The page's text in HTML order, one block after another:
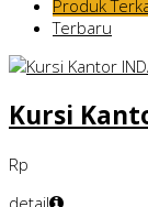
Produk
Terbaru
Kursi
Rp
detail